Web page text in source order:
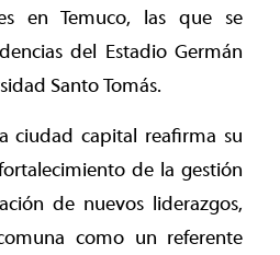
en Temuco, las que se
del Estadio Germán
Santo Tomás.
ciudad capital reafirma su
de la gestión
de nuevos liderazgos,
como un referente